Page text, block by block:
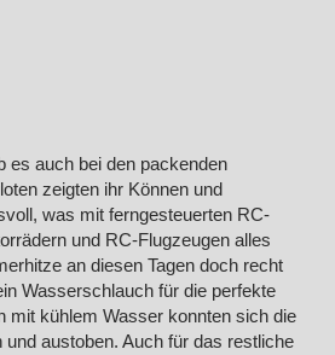
es auch bei den packenden
zeigten ihr Können und
was mit ferngesteuerten RC-
und RC-Flugzeugen alles
an diesen Tagen doch recht
Wasserschlauch für die perfekte
mit kühlem Wasser konnten sich die
und austoben. Auch für das restliche